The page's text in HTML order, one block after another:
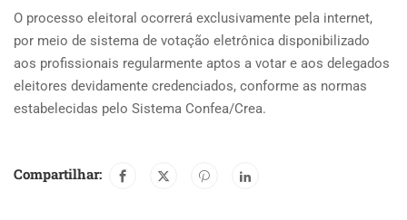
O processo eleitoral ocorrerá exclusivamente pela internet,
por meio de sistema de votação eletrônica disponibilizado
aos profissionais regularmente aptos a votar e aos delegados
eleitores devidamente credenciados, conforme as normas
estabelecidas pelo Sistema Confea/Crea.
Compartilhar: